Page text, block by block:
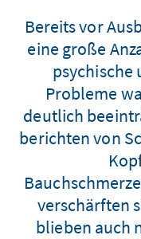
Bereits vor
eine große
psychische
Probleme
deutlich
berichten von
verschärften
blieben auch